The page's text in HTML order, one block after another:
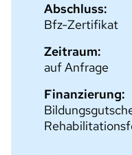
Abschluss:
Bfz-Zertifikat
Zeitraum:
auf Anfrage
Finanzierung: